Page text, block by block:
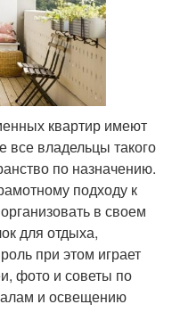
квартир имеют
владельцы такого
по назначению.
подходу к
в своем
для отдыха,
при этом играет
фото и советы по
и освещению